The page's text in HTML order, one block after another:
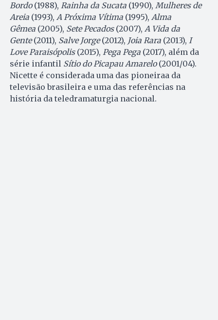
Bordo(1988), Rainha da Sucata (1990), Mulheres de
Areia (1993), A Próxima Vítima (1995), Alma
Gêmea (2005), Sete Pecados(2007), A Vida da
Gente(2011), Salve Jorge(2012), Joia Rara (2013), I
Love Paraisópolis(2015), Pega Pega (2017), além da
série infantil Sítio do Picapau Amarelo(2001/04).
Nicette é considerada uma das pioneiraa da
televisão brasileira e uma das referências na
história da teledramaturgia nacional.